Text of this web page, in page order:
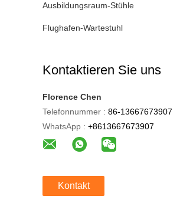
Ausbildungsraum-Stühle
Flughafen-Wartestuhl
Kontaktieren Sie uns
Florence Chen
Telefonnummer : 86-13667673907
WhatsApp : +8613667673907
Kontakt